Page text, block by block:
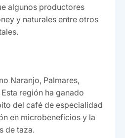
algunos productores
y naturales entre otros
Naranjo, Palmares,
región ha ganado
del café de especialidad
en microbeneficios y la
de taza.